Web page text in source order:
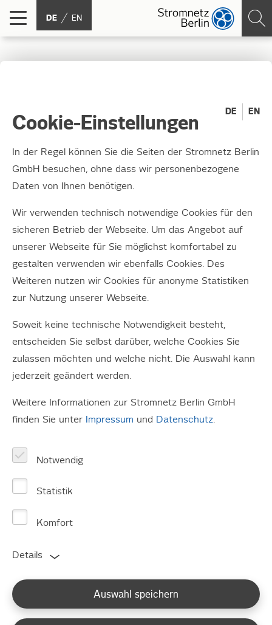
DE EN
unser Energiewende-
Der Berlin-Marathon steht für Weltrekorde. Eine Stadt
wie Berlin klimaneutral zu machen, ist eine ähnlich
rekordverdächtige Aufgabe, die der Stadtgesellschaft
und uns enorm viel abverlangt. Wir stellen uns dieser
Aufgabe gern, denn als Stromnetzbetreiber sind wir es
gewohnt, Verantwortung zu übernehmen – wir tun das
seit 140 Jahren 24 Stunden am Tag.
In diesem Geschäftsbericht laufen wir den
Ultramarathon der urbanen Energiewende. Begleiten Sie
uns entlang zehn wesentlicher Stationen unseres
Dauerlaufs.
Im Geschäftsbericht 2023
Kolleg*innen von Stromnetz Berlin die Frage:
Wie fit ist unser Stromnetz für die Wünsche der
Cookie-Einstellungen
DE EN
In der Regel können Sie die Seiten der Stromnetz Berlin
GmbH besuchen, ohne dass wir personenbezogene
Daten von Ihnen benötigen.
Wir verwenden technisch notwendige Cookies für den
sicheren Betrieb der Webseite. Um das Angebot auf
unserer Webseite für Sie möglichst komfortabel zu
gestalten verwenden wir ebenfalls Cookies. Des
Weiteren nutzen wir Cookies für anonyme Statistiken
zur Nutzung unserer Webseite.
Soweit keine technische Notwendigkeit besteht,
entscheiden Sie selbst darüber, welche Cookies Sie
zulassen möchten und welche nicht. Die Auswahl kann
jederzeit geändert werden.
Weitere Informationen zur Stromnetz Berlin GmbH
finden Sie unter Impressum und Datenschutz.
Notwendig
Statistik
Komfort
Details
Auswahl speichern